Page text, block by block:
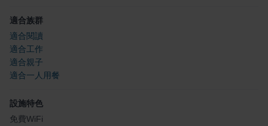
適合族群
適合閱讀
適合工作
適合親子
適合一人用餐
設施特色
免費WiFi